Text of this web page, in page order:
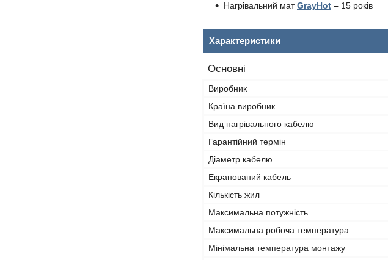
Нагрівальний матGrayHot – 15 років
Характеристики
Основні
Виробник
Країна виробник
Вид нагрівального кабелю
Гарантійний термін
Діаметр кабелю
Екранований кабель
Кількість жил
Максимальна потужність
Максимальна робоча температура
Мінімальна температура монтажу